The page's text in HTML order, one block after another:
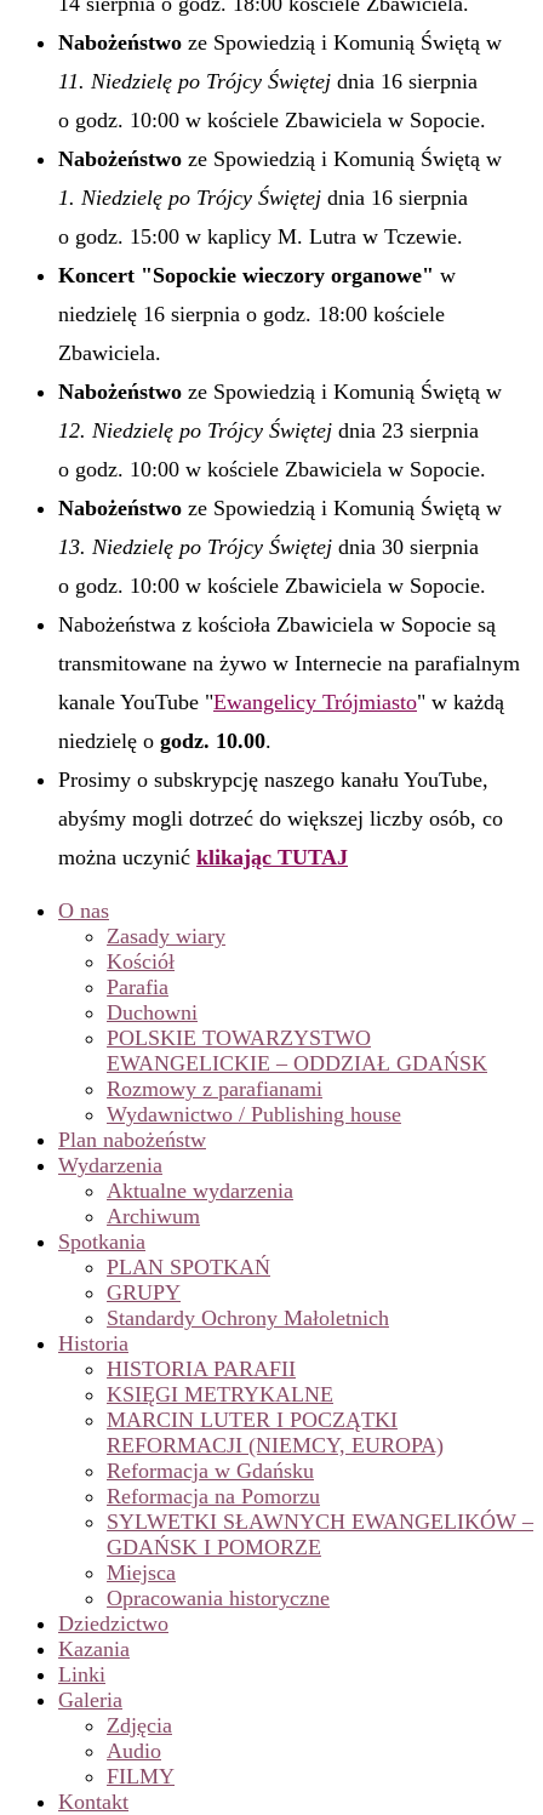
Nabożeństwo ze Spowiedzią i Komunią Świętą w
11. Niedzielę po Trójcy Świętej dnia 16 sierpnia
o godz. 10:00 w kościele Zbawiciela w Sopocie.
Nabożeństwo ze Spowiedzią i Komunią Świętą w
1. Niedzielę po Trójcy Świętej dnia 16 sierpnia
o godz. 15:00 w kaplicy M. Lutra w Tczewie.
Koncert "Sopockie wieczory organowe" w
niedzielę 16 sierpnia o godz. 18:00 kościele
Zbawiciela.
Nabożeństwo ze Spowiedzią i Komunią Świętą w
12. Niedzielę po Trójcy Świętej dnia 23 sierpnia
o godz. 10:00 w kościele Zbawiciela w Sopocie.
Nabożeństwo ze Spowiedzią i Komunią Świętą w
13. Niedzielę po Trójcy Świętej dnia 30 sierpnia
o godz. 10:00 w kościele Zbawiciela w Sopocie.
Nabożeństwa z kościoła Zbawiciela w Sopocie są
transmitowane na żywo w Internecie na parafialnym
kanale YouTube "Ewangelicy Trójmiasto" w każdą
niedzielę o godz. 10.00.
Prosimy o subskrypcję naszego kanału YouTube,
abyśmy mogli dotrzeć do większej liczby osób, co
można uczynić klikając TUTAJ
O nas
Zasady wiary
Kościół
Parafia
Duchowni
POLSKIE TOWARZYSTWO
EWANGELICKIE – ODDZIAŁ GDAŃSK
Rozmowy z parafianami
Wydawnictwo / Publishing house
Plan nabożeństw
Wydarzenia
Aktualne wydarzenia
Archiwum
Spotkania
PLAN SPOTKAŃ
GRUPY
Standardy Ochrony Małoletnich
Historia
HISTORIA PARAFII
KSIĘGI METRYKALNE
MARCIN LUTER I POCZĄTKI
REFORMACJI (NIEMCY, EUROPA)
Reformacja w Gdańsku
Reformacja na Pomorzu
SYLWETKI SŁAWNYCH EWANGELIKÓW –
GDAŃSK I POMORZE
Miejsca
Opracowania historyczne
Dziedzictwo
Kazania
Linki
Galeria
Zdjęcia
Audio
FILMY
Kontakt